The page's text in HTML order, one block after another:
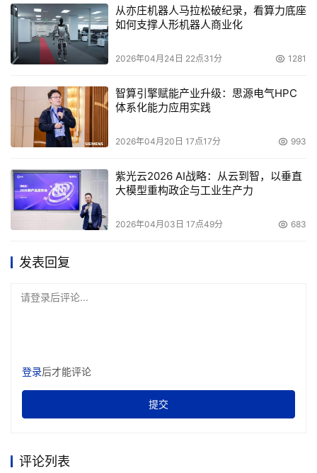
从亦庄机器人马拉松破纪录，看算力底座
如何支撑人形机器人商业化
2026年04月24日 22点31分 1281
智算引擎赋能产业升级：思源电气HPC
体系化能力应用实践
2026年04月20日 17点17分 993
紫光云2026 AI战略：从云到智，以垂直
大模型重构政企与工业生产力
2026年04月03日 17点49分 683
发表回复
请登录后评论...
登录后才能评论
提交
评论列表